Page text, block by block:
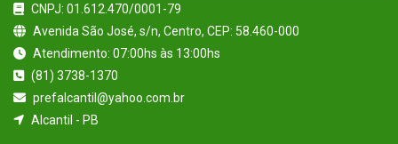
CNPJ: 01.612.470/0001-79
Avenida São José, s/n, Centro, CEP: 58.460-000
Atendimento: 07:00hs às 13:00hs
(81) 3738-1370
prefalcantil@yahoo.com.br
Alcantil - PB